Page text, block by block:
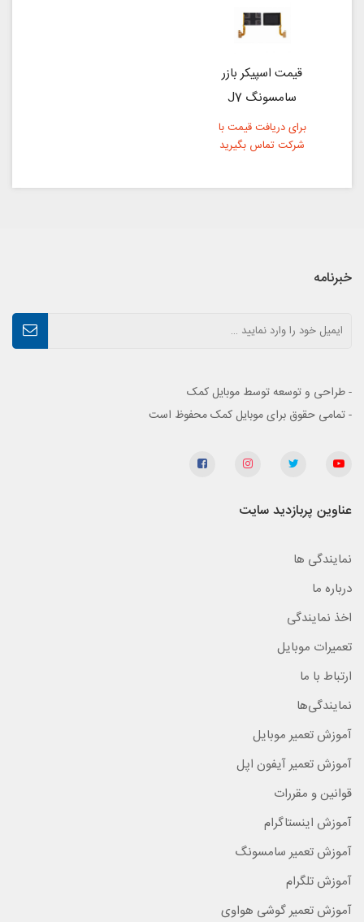
قیمت اسپیکر بازر
سامسونگ J7
برای دریافت قیمت با
شرکت تماس بگیرید
خبرنامه
- طراحی و توسعه توسط موبایل کمک
- تمامی حقوق برای موبایل کمک محفوظ است
عناوین پربازدید سایت
نمایندگی ها
درباره ما
اخذ نمایندگی
تعمیرات موبایل
ارتباط با ما
نمایندگی‌ها
آموزش تعمیر موبایل
آموزش تعمیر آیفون اپل
قوانین و مقررات
آموزش اینستاگرام
آموزش تعمیر سامسونگ
آموزش تلگرام
آموزش تعمیر گوشی هواوی